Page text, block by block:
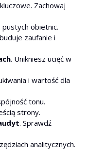
Zachowaj
pustych obietnic.
zaufanie i
. Unikniesz ucięć w
i wartość dla
tonu.
strony.
. Sprawdź
analitycznych.